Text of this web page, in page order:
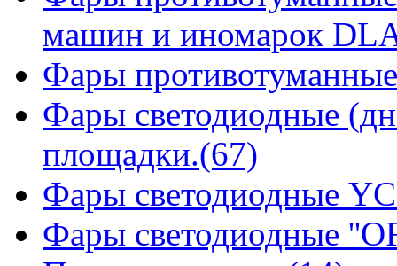
машин и иномарок
Фары
Фары светодиодные
площадки.(67)
Фары светодиодные
Фары светодиодные